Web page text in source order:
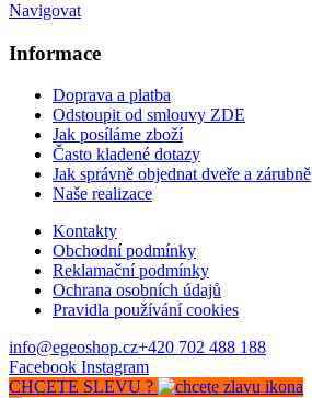
Navigovat
Informace
Doprava a platba
Odstoupit od smlouvy ZDE
Jak posíláme zboží
Často kladené dotazy
Jak správně objednat dveře a zárubně
Naše realizace
Kontakty
Obchodní podmínky
Reklamační podmínky
Ochrana osobních údajů
Pravidla používání cookies
info@egeoshop.cz+420 702 488 188
Facebook Instagram
CHCETE SLEVU ?